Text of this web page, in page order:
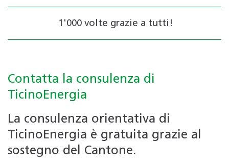
1'000 volte grazie a tutti!
Contatta la consulenza di
TicinoEnergia
La consulenza orientativa di
TicinoEnergia è gratuita grazie al
sostegno del Cantone.